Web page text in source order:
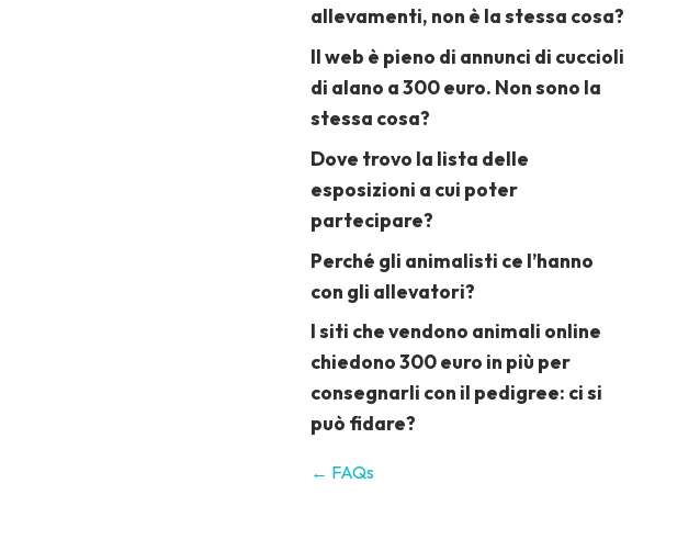
allevamenti, non è la stessa cosa?
Il web è pieno di annunci di cuccioli
di alano a 300 euro. Non sono la
stessa cosa?
Dove trovo la lista delle
esposizioni a cui poter
partecipare?
Perché gli animalisti ce l’hanno
con gli allevatori?
I siti che vendono animali online
chiedono 300 euro in più per
consegnarli con il pedigree: ci si
può fidare?
← FAQs